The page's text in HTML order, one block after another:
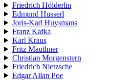
Friedrich Hölderlin
Edmund Husserl
Joris-Karl Huysmans
Franz Kafka
Karl Kraus
Fritz Mauthner
Christian Morgenstern
Friedrich Nietzsche
Edgar Allan Poe